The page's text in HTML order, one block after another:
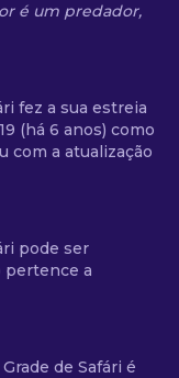
é um predador,
fez a sua estreia
(há 6 anos) como
com a atualização
pode ser
pertence a
de Safári é